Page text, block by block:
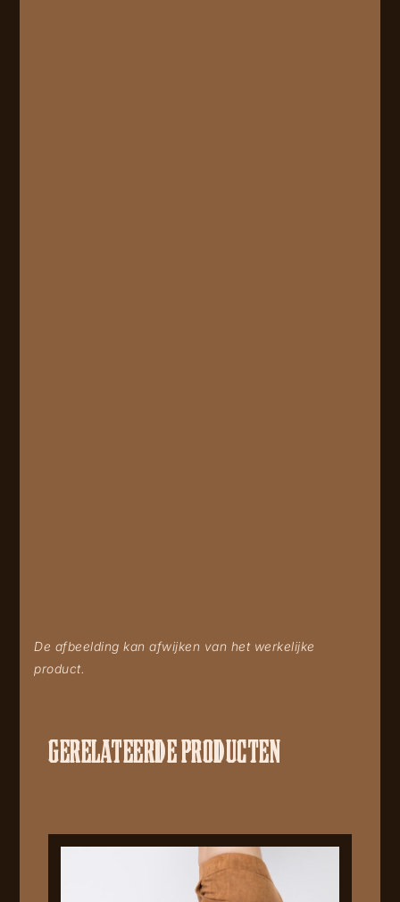
De afbeelding kan afwijken van het werkelijke
product.
GERELATEERDE PRODUCTEN